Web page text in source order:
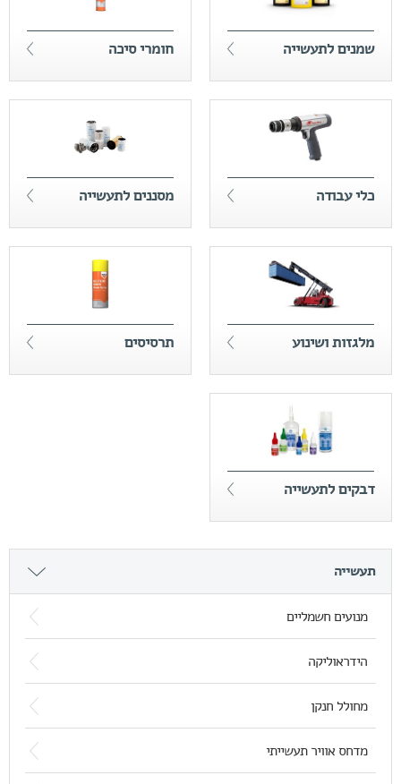
שמנים לתעשייה חומרי סיכה
כלי עבודה מסננים לתעשייה
מלגזות ושינוע תרסיסים
דבקים לתעשייה
תעשייה
מנועים חשמליים
הידראוליקה
מחולל חנקן
מדחס אוויר תעשייתי